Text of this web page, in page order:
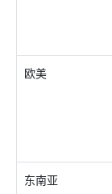
欧美
东南亚